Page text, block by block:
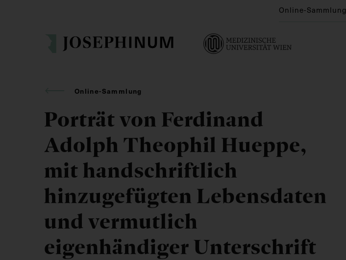
Online-Sammlung
Online-Sammlung
Porträt von Ferdinand
Adolph Theophil Hueppe,
mit handschriftlich
hinzugefügten Lebensdaten
und vermutlich
eigenhändiger Unterschrift